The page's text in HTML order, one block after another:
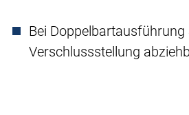
Bei Doppelbartausführung
Verschlussstellung